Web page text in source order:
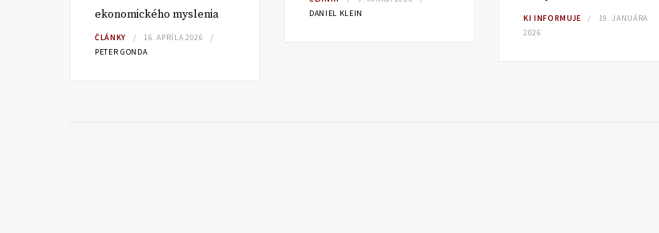
ekonomického myslenia
ČLÁNKY
16. APRÍLA 2026
PETER GONDA
DANIEL KLEIN
KI INFORMUJE
19. JANUÁRA
2026